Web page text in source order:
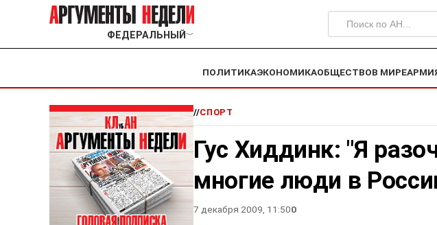
ФЕДЕРАЛЬНЫЙ ﹀
ПОЛИТИКАЭКОНОМИКАОБЩЕСТВОВ МИРЕ
//СПОРТ
Гус Хиддинк: "Я
многие люди в
7 декабря 2009, 11:500